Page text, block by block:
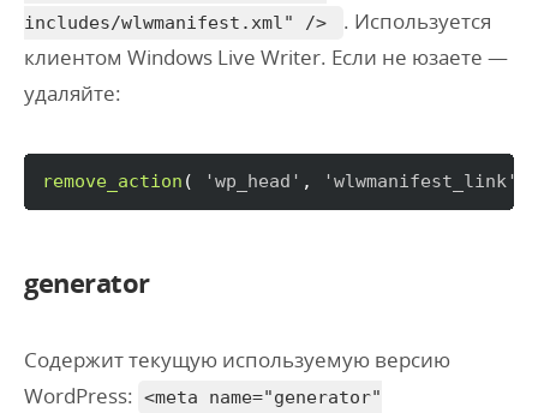
includes/wlwmanifest.xml" />
. Используется
клиентом Windows Live Writer. Если не юзаете —
удаляйте:
remove_action ( 'wp_head' , 'wlwmanifest_link'
generator
Содержит текущую используемую версию
WordPress: <meta name="generator"